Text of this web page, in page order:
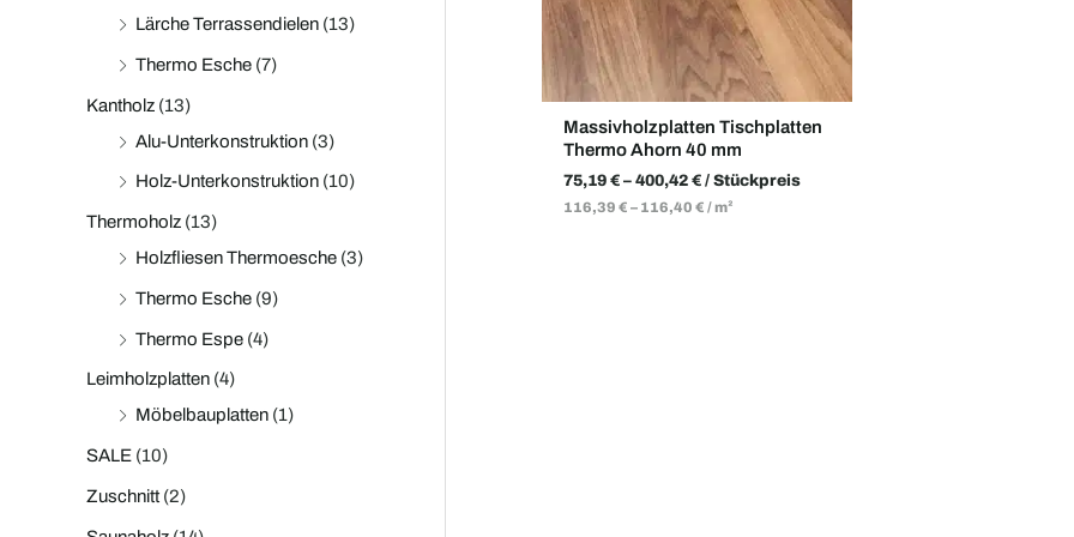
Lärche Terrassendielen (13)
Thermo Esche (7)
Kantholz (13)
Alu-Unterkonstruktion (3)
Holz-Unterkonstruktion (10)
Thermoholz (13)
Holzfliesen Thermoesche (3)
Thermo Esche (9)
Thermo Espe (4)
Leimholzplatten (4)
Möbelbauplatten (1)
SALE (10)
Zuschnitt (2)
Massivholzplatten Tischplatten
Thermo Ahorn 40 mm
75,19 € – 400,42 € / Stückpreis
116,39 € – 116,40 € /m²